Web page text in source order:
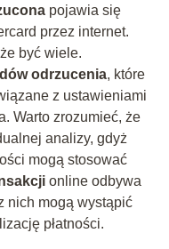
pojawia się
przez internet.
być wiele.
odrzucenia, które
z ustawieniami
Warto zrozumieć, że
analizy, gdyż
mogą stosować
online odbywa
nich mogą wystąpić
płatności.